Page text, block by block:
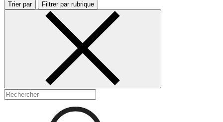
Trier par Filtrer par rubrique